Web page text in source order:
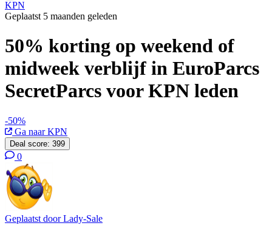
KPN
Geplaatst 5 maanden geleden
50% korting op weekend of
midweek verblijf in EuroParcs
SecretParcs voor KPN leden
-50%
Ga naar KPN
Deal score: 399
0
Geplaatst doorLady-Sale